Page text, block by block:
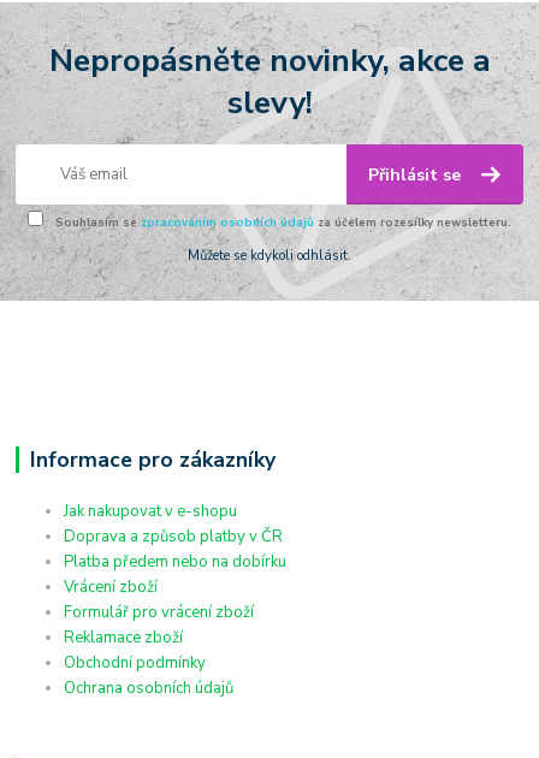
Nepropásněte novinky, akce a
slevy!
Přihlásit se
Souhlasím se zpracováním osobních údajů za účelem rozesílky newsletteru.
Můžete se kdykoli odhlásit.
Informace pro zákazníky
Jak nakupovat v e-shopu
Doprava a způsob platby v ČR
Platba předem nebo na dobírku
Vrácení zboží
Formulář pro vrácení zboží
Reklamace zboží
Obchodní podmínky
Ochrana osobních údajů